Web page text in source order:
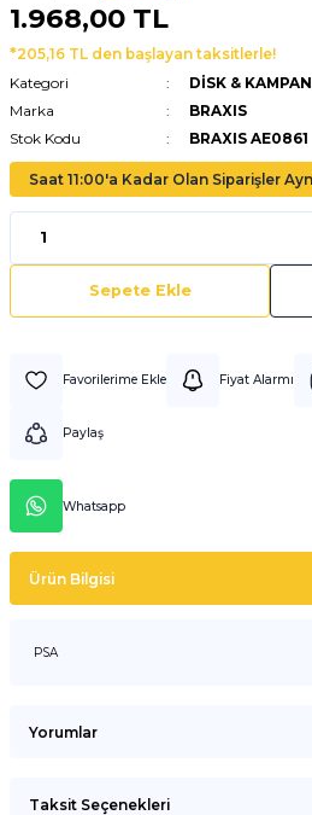
1.968,00 TL
*205,16 TL den başlayan taksitlerle!
Kategori
DİSK &
Marka
BRAXIS
Stok Kodu
BRAXIS AE0861
Saat 11:00'a Kadar Olan Siparişler
Sepete Ekle
Fiyat Alarmı
Paylaş
Whatsapp
Ürün Bilgisi
PSA
Yorumlar
Taksit Seçenekleri